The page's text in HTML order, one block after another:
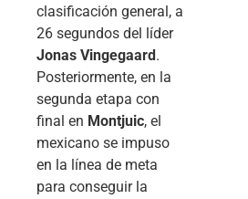
clasificación general, a
26 segundos del líder
Jonas Vingegaard.
Posteriormente, en la
segunda etapa con
final en Montjuic, el
mexicano se impuso
en la línea de meta
para conseguir la